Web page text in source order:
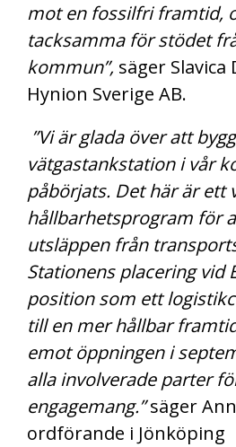
mot en fossilfri framtid,
tacksamma för stödet
kommun”, säger Slavica
Hynion Sverige AB.
”Vi är glada över att
vätgastankstation i vår
påbörjats. Det här är ett
hållbarhetsprogram för
utsläppen från
Stationens placering vid
position som ett
till en mer hållbar
emot öppningen i
alla involverade parter
engagemang.”säger
ordförande i Jönköping